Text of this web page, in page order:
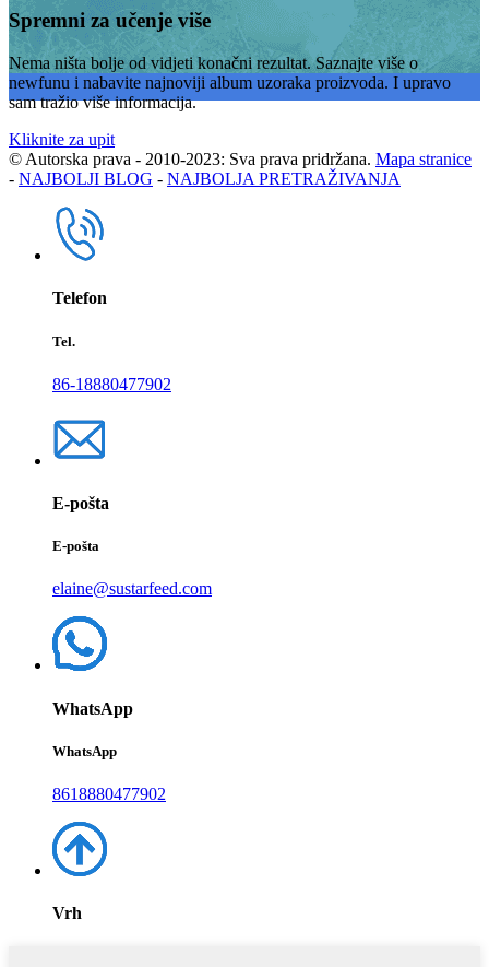
Spremni za učenje više
Nema ništa bolje od vidjeti konačni rezultat. Saznajte više o
newfunu i nabavite najnoviji album uzoraka proizvoda. I upravo
sam tražio više informacija.
Kliknite za upit
© Autorska prava - 2010-2023: Sva prava pridržana. Mapa stranice
- NAJBOLJI BLOG - NAJBOLJA PRETRAŽIVANJA
Telefon
Tel.
86-18880477902
E-pošta
E-pošta
elaine@sustarfeed.com
WhatsApp
WhatsApp
8618880477902
Vrh